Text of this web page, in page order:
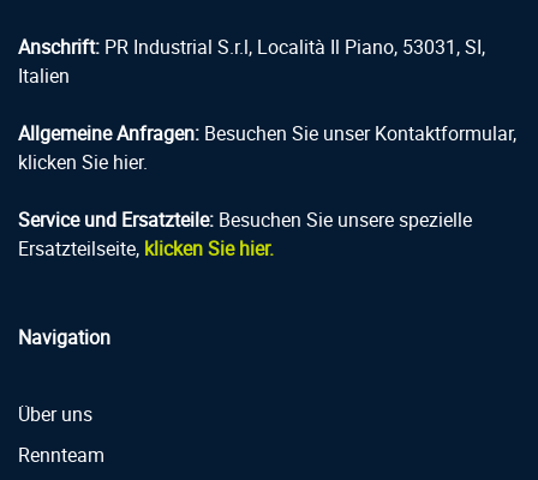
Anschrift: PR Industrial S.r.l, Località Il Piano, 53031, SI,
Italien
Allgemeine Anfragen: Besuchen Sie unser Kontaktformular,
klicken Sie hier.
Service und Ersatzteile: Besuchen Sie unsere spezielle
Ersatzteilseite, klicken Sie hier.
Navigation
Über uns
Rennteam